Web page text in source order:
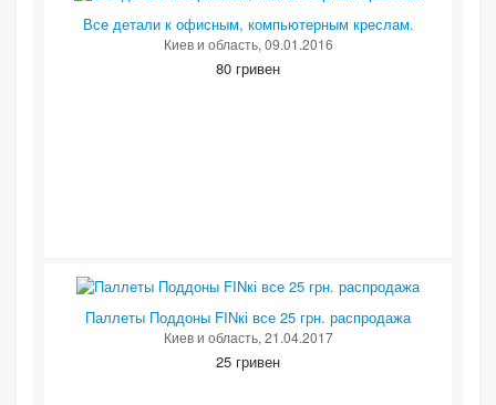
Все детали к офисным, компьютерным креслам.
Киев и область, 09.01.2016
80 гривен
Паллеты Поддоны FINкі все 25 грн. распродажа
Киев и область, 21.04.2017
25 гривен